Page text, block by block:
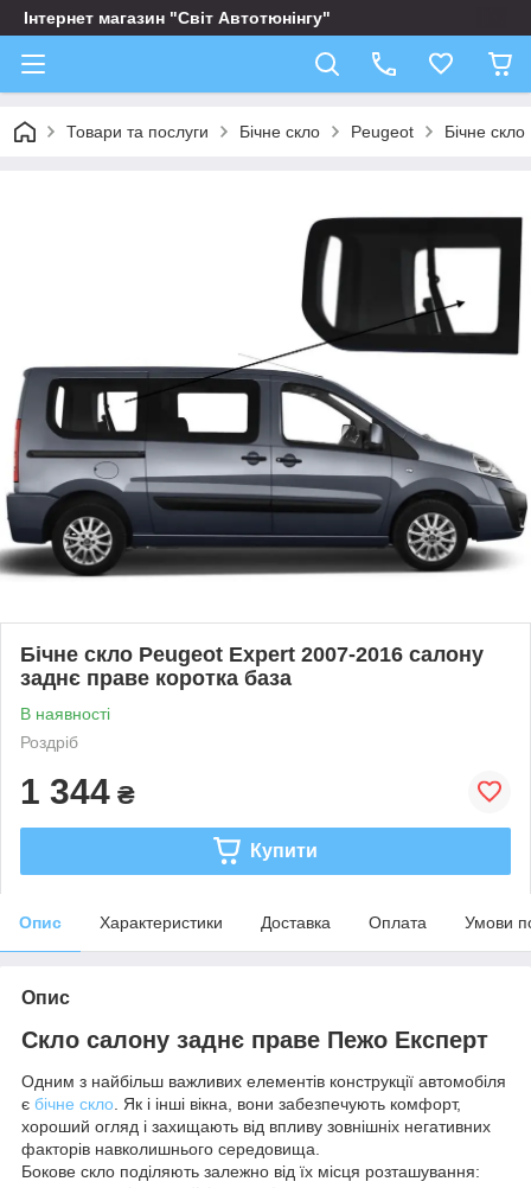
Інтернет магазин "Світ Автотюнінгу"
Товари та послуги Бічне скло Peugeot Бічне
Бічне скло Peugeot Expert 2007-2016 салону
заднє праве коротка база
В наявності
Роздріб
1 344 ₴
Купити
Опис Характеристики Доставка Оплата Умови
Опис
Скло салону заднє праве Пежо Експерт
Одним з найбільш важливих елементів конструкції автомобіля
є бічне скло. Як і інші вікна, вони забезпечують комфорт,
хороший огляд і захищають від впливу зовнішніх негативних
факторів навколишнього середовища.
Бокове скло поділяють залежно від їх місця розташування: